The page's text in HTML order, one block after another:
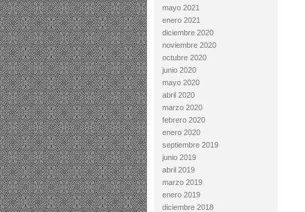
mayo 2021
enero 2021
diciembre 2020
noviembre 2020
octubre 2020
junio 2020
mayo 2020
abril 2020
marzo 2020
febrero 2020
enero 2020
septiembre 2019
junio 2019
abril 2019
marzo 2019
enero 2019
diciembre 2018